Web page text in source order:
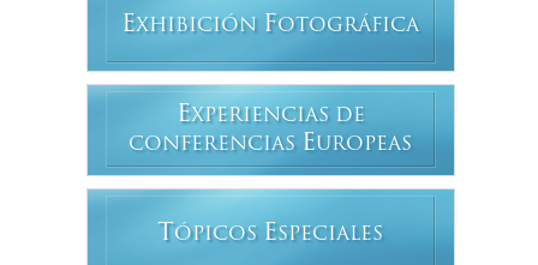
EXHIBICIÓN FOTOGRÁFICA
EXPERIENCIAS DE
CONFERENCIAS EUROPEAS
T ÓPICOS ESPECIALES